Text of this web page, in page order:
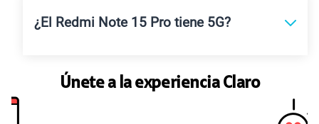
¿El Redmi Note 15 Pro tiene 5G?
Únete a la experiencia Claro